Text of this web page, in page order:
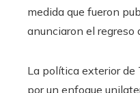
medida que fueron
anunciaron el regreso
La política exterior de
por un enfoque